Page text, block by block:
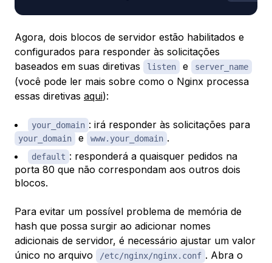
Agora, dois blocos de servidor estão habilitados e
configurados para responder às solicitações
baseados em suas diretivas
listen e server_name
(você pode ler mais sobre como o Nginx processa
essas diretivas aqui):
your_domain : irá responder às solicitações para
your_domain e www.your_domain .
default : responderá a quaisquer pedidos na
porta 80 que não correspondam aos outros dois
blocos.
Para evitar um possível problema de memória de
hash que possa surgir ao adicionar nomes
adicionais de servidor, é necessário ajustar um valor
único no arquivo
/etc/nginx/nginx.conf . Abra o